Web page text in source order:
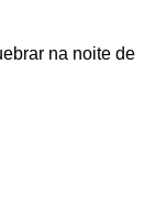
na noite de